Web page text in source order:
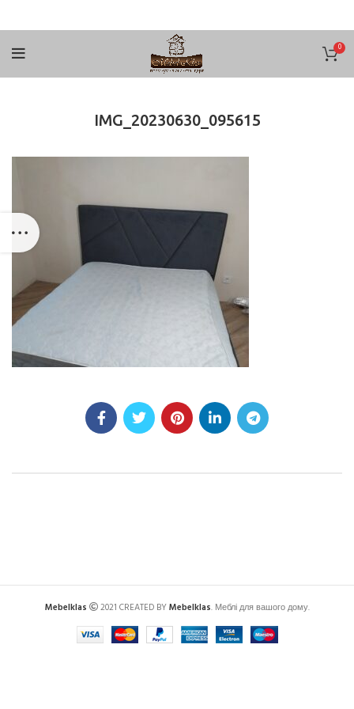
0
IMG_20230630_095615
Mebelklas 2021 CREATED BYMebelklas. Меблі для вашого дому.